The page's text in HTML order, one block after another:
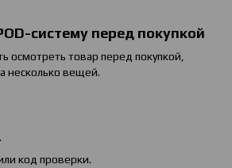
систему перед покупкой
осмотреть товар перед покупкой,
несколько вещей.
код проверки.